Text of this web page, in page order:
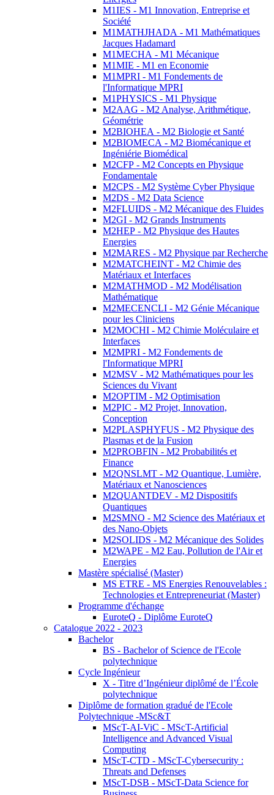
M1IES - M1 Innovation, Entreprise et
Société
M1MATHJHADA - M1 Mathématiques
Jacques Hadamard
M1MECHA - M1 Mécanique
M1MIE - M1 en Economie
M1MPRI - M1 Fondements de
l'Informatique MPRI
M1PHYSICS - M1 Physique
M2AAG - M2 Analyse, Arithmétique,
Géométrie
M2BIOHEA - M2 Biologie et Santé
M2BIOMECA - M2 Biomécanique et
Ingéniérie Biomédical
M2CFP - M2 Concepts en Physique
Fondamentale
M2CPS - M2 Système Cyber Physique
M2DS - M2 Data Science
M2FLUIDS - M2 Mécanique des Fluides
M2GI - M2 Grands Instruments
M2HEP - M2 Physique des Hautes
Energies
M2MARES - M2 Physique par Recherche
M2MATCHEINT - M2 Chimie des
Matériaux et Interfaces
M2MATHMOD - M2 Modélisation
Mathématique
M2MECENCLI - M2 Génie Mécanique
pour les Cliniciens
M2MOCHI - M2 Chimie Moléculaire et
Interfaces
M2MPRI - M2 Fondements de
l'Informatique MPRI
M2MSV - M2 Mathématiques pour les
Sciences du Vivant
M2OPTIM - M2 Optimisation
M2PIC - M2 Projet, Innovation,
Conception
M2PLASPHYFUS - M2 Physique des
Plasmas et de la Fusion
M2PROBFIN - M2 Probabilités et
Finance
M2QNSLMT - M2 Quantique, Lumière,
Matériaux et Nanosciences
M2QUANTDEV - M2 Dispositifs
Quantiques
M2SMNO - M2 Science des Matériaux et
des Nano-Objets
M2SOLIDS - M2 Mécanique des Solides
M2WAPE - M2 Eau, Pollution de l'Air et
Energies
Mastère spécialisé (Master)
MS ETRE - MS Energies Renouvelables :
Technologies et Entrepreneuriat (Master)
Programme d'échange
EuroteQ - Diplôme EuroteQ
Catalogue 2022 - 2023
Bachelor
BS - Bachelor of Science de l'Ecole
polytechnique
Cycle Ingénieur
X - Titre d’Ingénieur diplômé de l’École
polytechnique
Diplôme de formation gradué de l'Ecole
Polytechnique -MSc&T
MScT-AI-ViC - MScT-Artificial
Intelligence and Advanced Visual
Computing
MScT-CTD - MScT-Cybersecurity :
Threats and Defenses
MScT-DSB - MScT-Data Science for